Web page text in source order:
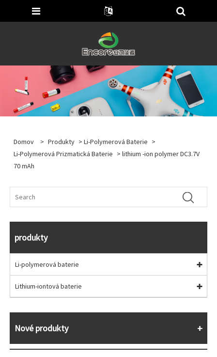
Domov > Produkty >Li-Polymerová Baterie >
Li-Polymerová Prizmatická Baterie > lithium -ion polymer DC3.7V
70 mAh
produkty
Li-polymerová baterie
Lithium-iontová baterie
Nové produkty